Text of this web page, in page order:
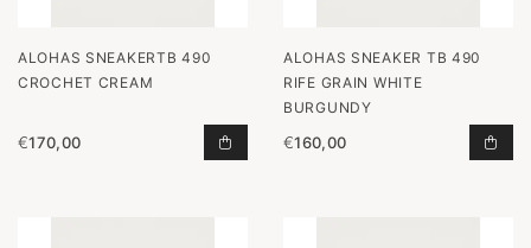
ALOHAS SNEAKERTB 490
CROCHET CREAM
€170,00 SNEAKERTB 490 CROCHET CREAM
ALOHAS SNEAKER TB 490
RIFE GRAIN WHITE
BURGUNDY
€160,00